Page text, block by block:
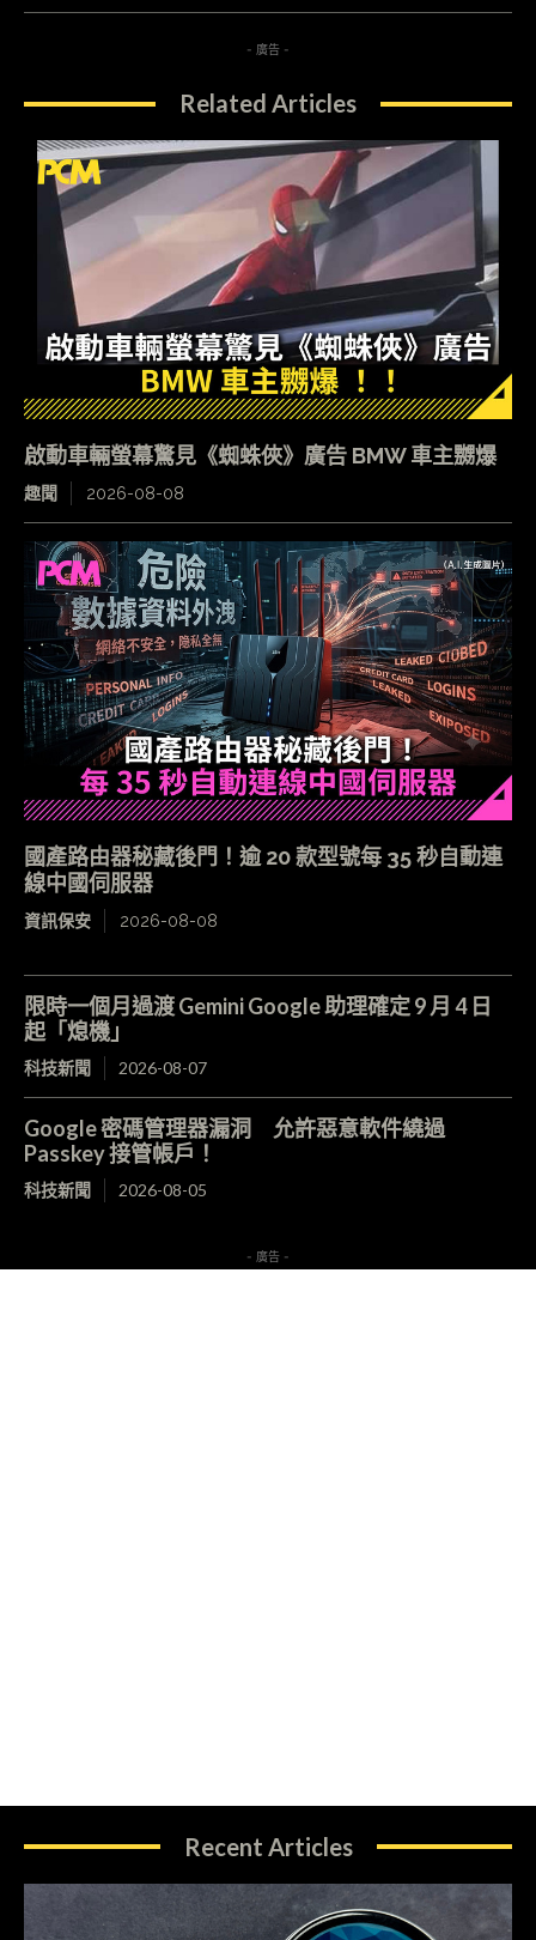
- 廣告 -
Related Articles
啟動車輛螢幕驚見《蜘蛛俠》廣告 BMW 車主嬲爆
趣聞 2026-08-08
國產路由器秘藏後門！逾 20 款型號每 35 秒自動連
線中國伺服器
資訊保安 2026-08-08
限時一個月過渡 Gemini Google 助理確定 9 月 4 日
起「熄機」
科技新聞 2026-08-07
Google 密碼管理器漏洞 允許惡意軟件繞過
Passkey 接管帳戶！
科技新聞 2026-08-05
- 廣告 -
Recent Articles